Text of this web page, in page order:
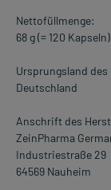
Nettofüllmenge:
68 g (= 120 Kapseln)
Ursprungsland
Deutschland
Anschrift des
ZeinPharma
Industriestraße 29
64569 Nauheim